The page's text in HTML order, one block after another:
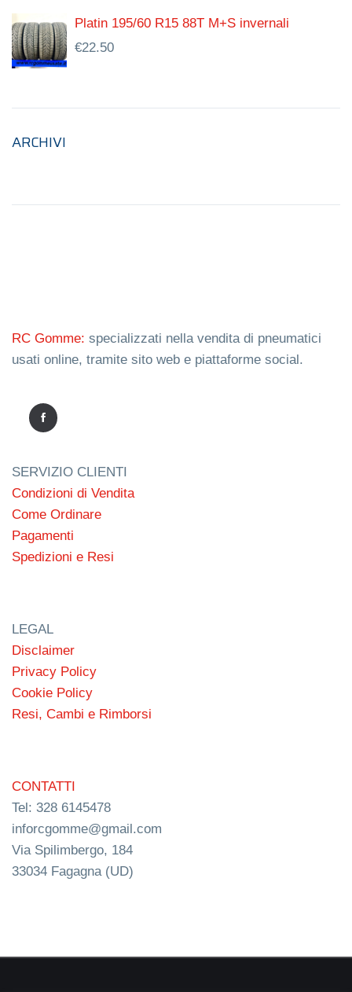
Platin 195/60 R15 88T M+S invernali
€22.50
ARCHIVI
RC Gomme: specializzati nella vendita di pneumatici
usati online, tramite sito web e piattaforme social.
SERVIZIO CLIENTI
Condizioni di Vendita
Come Ordinare
Pagamenti
Spedizioni e Resi
LEGAL
Disclaimer
Privacy Policy
Cookie Policy
Resi, Cambi e Rimborsi
CONTATTI
Tel: 328 6145478
inforcgomme@gmail.com
Via Spilimbergo, 184
33034 Fagagna (UD)